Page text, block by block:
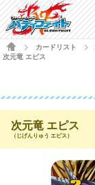
HOME
カードリスト
次元竜 エピス
次元竜 エピス
（じげんりゅう エピス）